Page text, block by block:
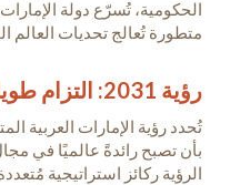
الحكومية، تُسرّع دولة
متطورة تُعالج تحديات العالم
رؤية 2031: التزام طويل الأمد
بأن تصبح رائدةً عالميًا في
الرؤية ركائز استراتيجية